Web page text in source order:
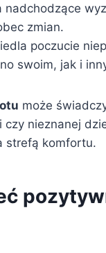
zmian.
poczucie
swoim, jak i
może
nieznanej
strefą komfortu.